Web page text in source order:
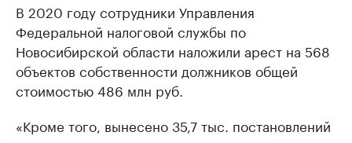
В 2020 году сотрудники Управления
Федеральной налоговой службы по
Новосибирской области наложили арест на 568
объектов собственности должников общей
стоимостью 486 млн руб.
«Кроме того, вынесено 35,7 тыс. постановлений